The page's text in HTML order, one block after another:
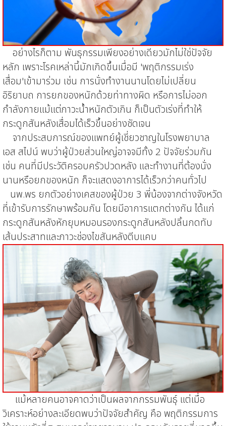
อย่างไรก็ตาม พันธุกรรมเพียงอย่างเดียวมักไม่ใช่ปัจจัย
หลัก เพราะโรคเหล่านี้มักเกิดขึ้นเมื่อมี 'พฤติกรรมเร่ง
เสื่อม'เข้ามาร่วม เช่น การนั่งทำงานนานโดยไม่เปลี่ยน
อิริยาบถ การยกของหนักด้วยท่าทางผิด หรือการไม่ออก
กำลังกายแม้แต่ภาวะน้ำหนักตัวเกิน ก็เป็นตัวเร่งที่ทำให้
กระดูกสันหลังเสื่อมได้เร็วขึ้นอย่างชัดเจน
จากประสบการณ์ของแพทย์ผู้เชี่ยวชาญในโรงพยาบาล
เอส สไปน์ พบว่าผู้ป่วยส่วนใหญ่อาจจมีทั้ง 2 ปัจจัยร่วมกัน
เช่น คนที่มีประวัติครอบครัวปวดหลัง และทำงานที่ต้องนั่ง
นานหรือยกของหนัก ก็จะแสดงอาการได้เร็วกว่าคนทั่วไป
นพ.พร ยกตัวอย่างเคสของผู้ป่วย 3 พี่น้องจากต่างจังหวัด
ที่เข้ารับการรักษาพร้อมกัน โดยมีอาการแตกต่างกัน ได้แก่
กระดูกสันหลังหักยุบหมอนรองกระดูกสันหลังปลิ้นกดทับ
เส้นประสาทและภาวะช่องไขสันหลังตีบแคบ
แม้หลายคนอาจคาดว่าเป็นผลจากกรรมพันธุ์ แต่เมื่อ
วิเคราะห์อย่างละเอียดพบว่าปัจจัยสำคัญ คือ พฤติกรรมการ